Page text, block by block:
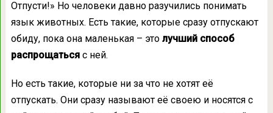
Отпусти!» Но человеки давно разучились понимать
язык животных. Есть такие, которые сразу отпускают
обиду, пока она маленькая – это лучший способ
распрощатьсяс ней.
Но есть такие, которые ни за что не хотят её
отпускать. Они сразу называют её своею и носятся с